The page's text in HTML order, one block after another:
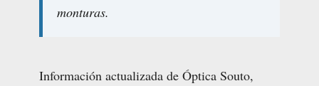
monturas.
Información actualizada de Óptica Souto,